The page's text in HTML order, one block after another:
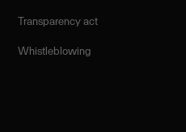
Transparency act
Whistleblowing